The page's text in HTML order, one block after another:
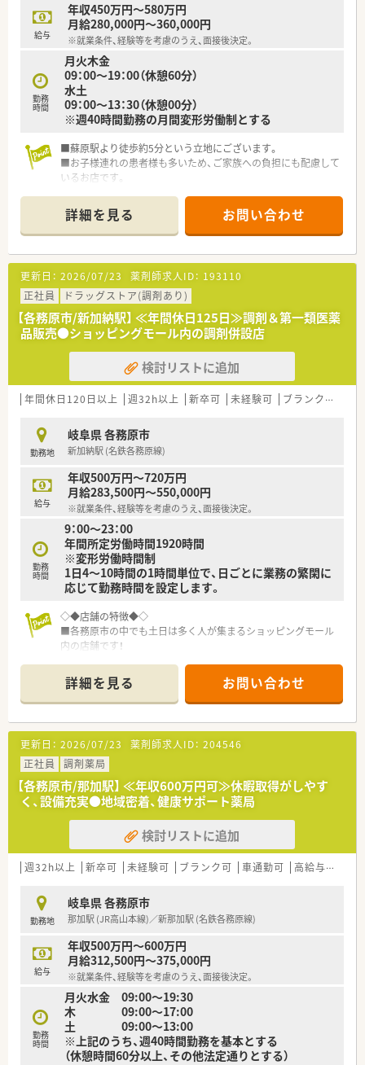
【こんな方にオススメ】
■土日祝日のお休みと18時退社という勤務条件を活かし、家族
との時間や趣味の時間を大切にしたい方に強くおすすめしま
す。
■明確な評価基準のもとで早期に管理職へとキャリアアップし、
薬局運営のノウハウを学びたいという向上心のある方に最適で
す。
■手厚い社宅制度や家賃補助などの福利厚生を活用し、新しい環
す。
給与
年収450万円～580万円
月給280,000円～360,000円
※就業条件、経験等を考慮のうえ、面接後決定。
勤務
時間
月火木金
09：00～19：00（休憩60分）
水土
09：00～13：30（休憩00分）
※週40時間勤務の月間変形労働制とする
■蘇原駅より徒歩約5分という立地にございます。
■お子様連れの患者様も多いため、ご家族への負担にも配慮して
いるお店です。
詳細を見る お問い合わせ
更新日： 2026/07/23 薬剤師求人ID： 193110
正社員
ドラッグストア(調剤あり)
【各務原市/新加納駅】 ≪年間休日125日≫調剤＆第一類医薬
品販売●ショッピングモール内の調剤併設店
検討リストに追加
年間休日120日以上 週32h以上 新卒可 未経験可 ブランク可
勤務地
岐阜県 各務原市
新加納駅 (名鉄各務原線)
給与
年収500万円～720万円
月給283,500円～550,000円
※就業条件、経験等を考慮のうえ、面接後決定。
勤務
時間
9：00～23：00
年間所定労働時間1920時間
※変形労働時間制
1日4～10時間の1時間単位で、日ごとに業務の繁閑に
応じて勤務時間を設定します。
◇◆店舗の特徴◆◇
■各務原市の中でも土日は多く人が集まるショッピングモール
内の店舗です！
■面対応のため、近隣のクリニックをはじめ、大学病院など様々
な処方が見られます！幅広く学べるのもポイント！
■OTCも多く扱っているため、お客様・患者様のお話をしっかり
聞きながらOTC医薬品の案内等ができ、スキルも身に付けられま
す
■飲食店やスーパー併設ですので、
休憩時のお食事やお仕事前後のお買い物にも便利◎
買い物割引制度もご活用いただけます♪
◇◆ここが魅力的♪◆◇
■幅広い科目を経験できます！
→面受けの薬局のため、様々な科目に触れることができます。
■幅広い世代の患者様を対応できます！
→大型スーパーの中にある薬局なので、様々な患者様が来局さ
れます。
◇◆キャリアパスについて◆◇
■管理薬剤師を経験した後は、
在宅・企画開発・バイヤー・教育・薬事・調剤サポート」等のより専
門性の高い業務に携わることも可能です。
◇◆福利厚生について◆◇
■年間休日120～125日！
■人気の長期休暇取得制度
毎月の公休とは別に20日間分のお休みを1～4回に分けて連続
して取得できます♪
（例）※5日×4回、20日×1回等
■年1回は旅行に行きたいなど、プラベートを大切にしている方
詳細を見る お問い合わせ
更新日： 2026/07/23 薬剤師求人ID： 204546
正社員
調剤薬局
【各務原市/那加駅】 ≪年収600万円可≫休暇取得がしやす
く、設備充実●地域密着、健康サポート薬局
検討リストに追加
週32h以上 新卒可 未経験可 ブランク可 車通勤可 高給与(600万円以上)
勤務地
岐阜県 各務原市
那加駅 (JR高山本線)／新那加駅 (名鉄各務原線)
給与
年収500万円～600万円
月給312,500円～375,000円
※就業条件、経験等を考慮のうえ、面接後決定。
勤務
時間
月火水金 09:00～19:30
木 09:00～17:00
土 09:00～13:00
※上記のうち、週40時間勤務を基本とする
（休憩時間60分以上、その他法定通りとする）